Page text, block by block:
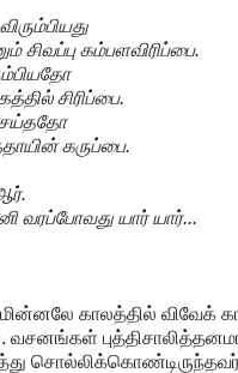
சிவப்பு கம்பளவிரிப்பை.
சிரிப்பை.
கருப்பை.
வரப்போவது யார் யார்...
காலத்தில் விவேக்
வசனங்கள்